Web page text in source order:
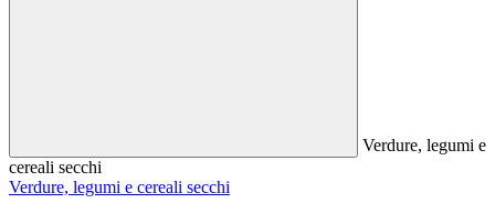
Verdure, legumi e
cereali secchi
Verdure, legumi e cereali secchi